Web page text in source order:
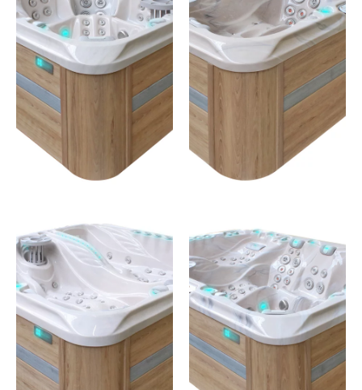
EXCITE
7 places –107 jets
EUPHORIA
4 places –115 jets
SENSATIO
N
3 places – 71 jets
DÉCOUVRE
ECSTATIC
7 places –170 jets
DÉCOUVRE